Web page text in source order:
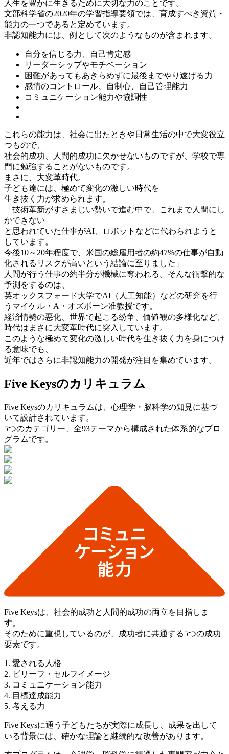
人生を豊かに生きるために大切な力のことです。
文部科学省の2020年の学習指導要領では、 育成すべき資質・
能力の一つであると定めています。
非認知能力には、例として次のようなものが含まれます。
自分を信じる力、自己肯定感
リーダーシップやモチベーション
困難があってもあきらめずに最後までやり遂げる力
感情のコントロール、自制心、自己管理能力
コミュニケーション能力や協調性
これらの能力は、社会に出たときや日常生活の中で大変役立
つもので、
社会的成功、人間的成功に欠かせないものですが、学校で専
門に勉強することがないものです。
まさに、 大変革時代。
子ども達には、 極めて変化の激しい時代を
生き抜く力が求められます。
「技術革新がすさまじい勢いで進む中で、これまで人間にし
かできない
と思われていた仕事がAI、ロボットなどに代わられようと
しています。
今後10～20年程度で、米国の総雇用者の約47%の仕事が自動
化される リスクが高いという 結論に至りました」
人間が行う仕事の約半分が機械に奪われる。 そんな衝撃的な
予測をするのは、
英オックスフォード大学でAI（人工知能）などの研究を行
う マイケル・A・オズボーン准教授です。
経済情勢の悪化、世界で起こる紛争、価値観の多様化など、
時代はまさに大変革時代に突入しています。
このような極めて変化の激しい時代を生き抜く力を身につけ
る意味でも、
近年ではさらに非認知能力の開発が注目を集めています。
Five Keysのカリキュラム
Five Keysのカリキュラムは、 心理学・脳科学の知見に基づ
いて設計されています。
5つのカテゴリー、全93テーマから構成された体系的なプロ
グラムです。
Five Keysは、社会的成功と人間的成功の両立を目指しま
す。
そのために重視しているのが、成功者に共通する5つの成功
要素です。
1. 愛される人格
2. ビリーフ・セルフイメージ
3. コミュニケーション能力
4. 目標達成能力
5. 考える力
Five Keysに通う子どもたちが実際に成長し、成果を出して
いる背景には、確かな理論と継続的な改善があります。